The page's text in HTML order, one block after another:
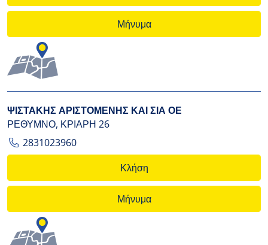
Μήνυμα
ΨΙΣΤΑΚΗΣ ΑΡΙΣΤΟΜΕΝΗΣ ΚΑΙ ΣΙΑ ΟΕ
ΡΕΘΥΜΝΟ, ΚΡΙΑΡΗ 26
2831023960
Κλήση
Μήνυμα